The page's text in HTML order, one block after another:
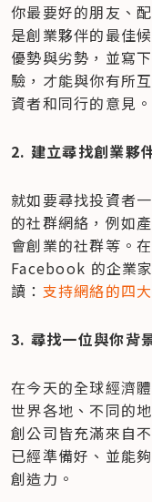
你最要好的朋友、
是創業夥伴的最佳
優勢與劣勢，並寫
驗，才能與你有所
資者和同行的意見。
2. 建立尋找創業夥
就如要尋找投資者
的社群網絡，例如
會創業的社群等。
Facebook 的企業
讀： 支持網絡的四
3. 尋找一位與你背
在今天的全球經濟
世界各地、不同的
創公司皆充滿來自
已經準備好、並能
創造力。